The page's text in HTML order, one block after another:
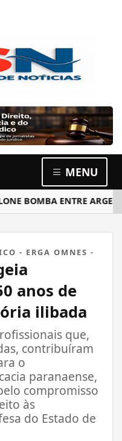
MENU
ENTRE
- ERGA OMNES -
anos de
ilibada
que,
contribuíram
o
paranaense,
compromisso
às
do Estado de